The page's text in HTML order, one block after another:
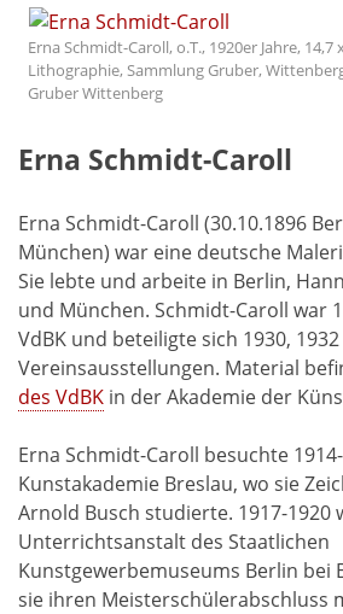
Erna Schmidt-Caroll, o.T., 1920er Jahre, 14,7
Lithographie, Sammlung Gruber,
Gruber Wittenberg
Erna Schmidt-Caroll
Erna Schmidt-Caroll (30.10.1896
München) war eine deutsche
Sie lebte und arbeite in Berlin,
und München. Schmidt-Caroll war
VdBK und beteiligte sich 1930,
Vereinsausstellungen. Material
des VdBK in der Akademie der
Erna Schmidt-Caroll besuchte
Kunstakademie Breslau, wo sie
Arnold Busch studierte. 1917-1920
Unterrichtsanstalt des Staatlichen
Kunstgewerbemuseums Berlin bei
sie ihren Meisterschülerabschluss